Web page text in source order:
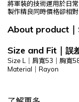
將軍裝的技術運用於日
製作精良同時價格卻相
About product
Size and Fit
誤
Size L｜肩寬53｜胸寬
Material｜Rayon